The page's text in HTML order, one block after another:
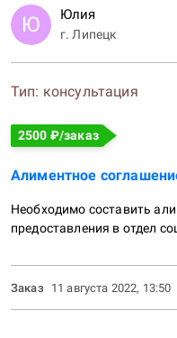
Ю Юлия
г. Липецк
Тип: консультация
2500 ₽/заказ
Алиментное
Необходимо составить
предоставления в отдел
Заказ 11 августа 2022, 13:50